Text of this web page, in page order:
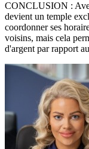
CONCLUSION :
devient un temple
coordonner ses
voisins, mais cela
d'argent par rapport